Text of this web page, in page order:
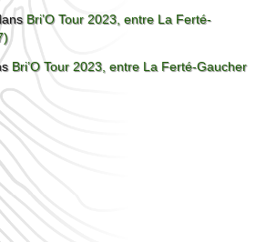
Bri’O Tour 2023, entre La Ferté-
Bri’O Tour 2023, entre La Ferté-Gaucher